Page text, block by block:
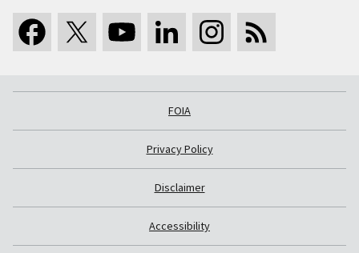
FOIA
Privacy Policy
Disclaimer
Accessibility